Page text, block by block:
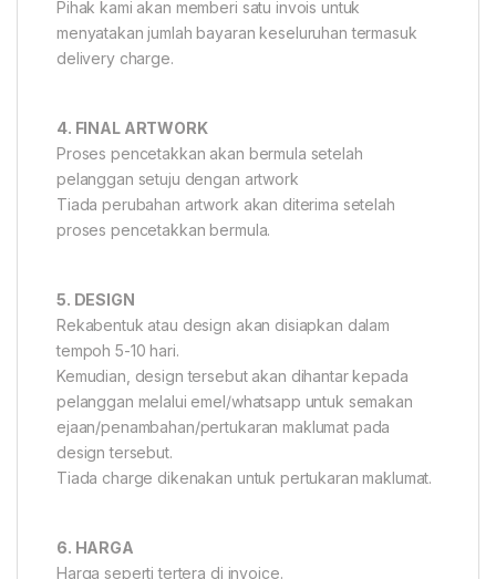
Pihak kami akan memberi satu invois untuk
menyatakan jumlah bayaran keseluruhan termasuk
delivery charge.
4. FINAL ARTWORK
Proses pencetakkan akan bermula setelah
pelanggan setuju dengan artwork
Tiada perubahan artwork akan diterima setelah
proses pencetakkan bermula.
5. DESIGN
Rekabentuk atau design akan disiapkan dalam
tempoh 5-10 hari.
Kemudian, design tersebut akan dihantar kepada
pelanggan melalui emel/whatsapp untuk semakan
ejaan/penambahan/pertukaran maklumat pada
design tersebut.
Tiada charge dikenakan untuk pertukaran maklumat.
6. HARGA
Harga seperti tertera di invoice.